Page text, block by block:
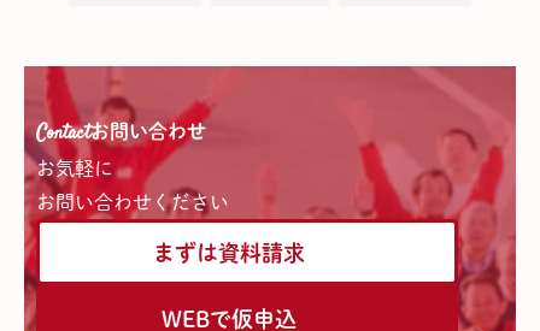
Contactお問い合わせ
お気軽に
お問い合わせください
まずは資料請求
WEBで仮申込